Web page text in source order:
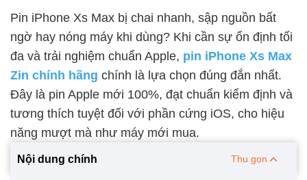
Pin iPhone Xs Max bị chai nhanh, sập nguồn bất
ngờ hay nóng máy khi dùng? Khi cần sự ổn định tối
đa và trải nghiệm chuẩn Apple, pin iPhone Xs Max
Zin chính hãng chính là lựa chọn đúng đắn nhất.
Đây là pin Apple mới 100%, đạt chuẩn kiểm định và
tương thích tuyệt đối với phần cứng iOS, cho hiệu
năng mượt mà như máy mới mua.
Nội dung chính Thu gọn